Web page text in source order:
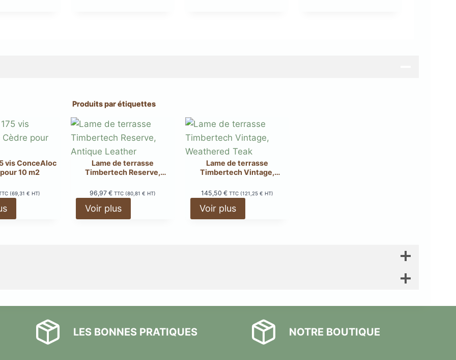
Produits par étiquettes
vis ConceAloc
10 m2
(69,31€ HT)
Lame de terrasse
Timbertech Reserve,
96,97 € TTC (80,81 € HT)
Voir plus
Lame de terrasse
Timbertech Vintage,
145,50€ TTC (121,25€ HT)
Voir plus
LES BONNES PRATIQUES NOTRE BOUTIQUE